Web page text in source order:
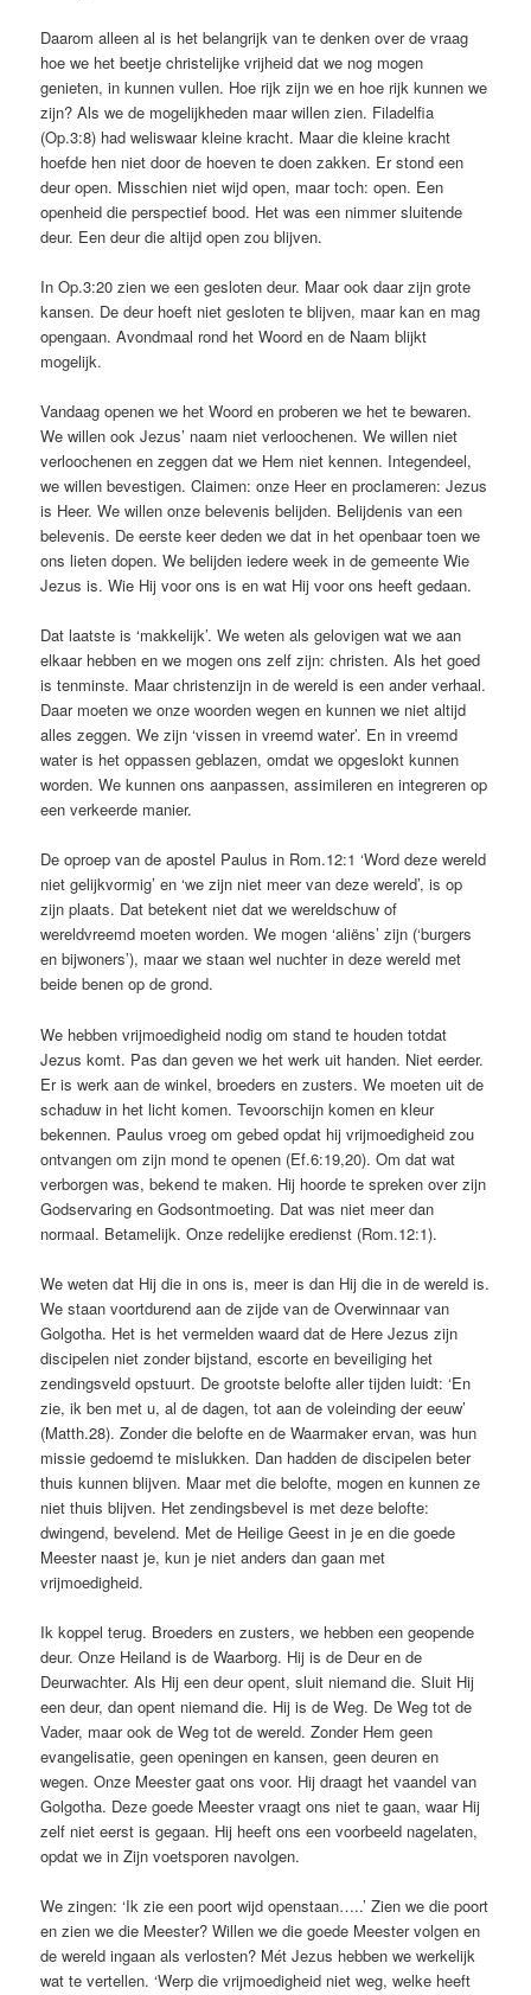
Daarom alleen al is het belangrijk van te denken over de vraag
hoe we het beetje christelijke vrijheid dat we nog mogen
genieten, in kunnen vullen. Hoe rijk zijn we en hoe rijk kunnen we
zijn? Als we de mogelijkheden maar willen zien. Filadelfia
(Op.3:8) had weliswaar kleine kracht. Maar die kleine kracht
hoefde hen niet door de hoeven te doen zakken. Er stond een
deur open. Misschien niet wijd open, maar toch: open. Een
openheid die perspectief bood. Het was een nimmer sluitende
deur. Een deur die altijd open zou blijven.
In Op.3:20 zien we een gesloten deur. Maar ook daar zijn grote
kansen. De deur hoeft niet gesloten te blijven, maar kan en mag
opengaan. Avondmaal rond het Woord en de Naam blijkt
mogelijk.
Vandaag openen we het Woord en proberen we het te bewaren.
We willen ook Jezus’ naam niet verloochenen. We willen niet
verloochenen en zeggen dat we Hem niet kennen. Integendeel,
we willen bevestigen. Claimen: onze Heer en proclameren: Jezus
is Heer. We willen onze belevenis belijden. Belijdenis van een
belevenis. De eerste keer deden we dat in het openbaar toen we
ons lieten dopen. We belijden iedere week in de gemeente Wie
Jezus is. Wie Hij voor ons is en wat Hij voor ons heeft gedaan.
Dat laatste is ‘makkelijk’. We weten als gelovigen wat we aan
elkaar hebben en we mogen ons zelf zijn: christen. Als het goed
is tenminste. Maar christenzijn in de wereld is een ander verhaal.
Daar moeten we onze woorden wegen en kunnen we niet altijd
alles zeggen. We zijn ‘vissen in vreemd water’. En in vreemd
water is het oppassen geblazen, omdat we opgeslokt kunnen
worden. We kunnen ons aanpassen, assimileren en integreren op
een verkeerde manier.
De oproep van de apostel Paulus in Rom.12:1 ‘Word deze wereld
niet gelijkvormig’ en ‘we zijn niet meer van deze wereld’, is op
zijn plaats. Dat betekent niet dat we wereldschuw of
wereldvreemd moeten worden. We mogen ‘aliëns’ zijn (‘burgers
en bijwoners’), maar we staan wel nuchter in deze wereld met
beide benen op de grond.
We hebben vrijmoedigheid nodig om stand te houden totdat
Jezus komt. Pas dan geven we het werk uit handen. Niet eerder.
Er is werk aan de winkel, broeders en zusters. We moeten uit de
schaduw in het licht komen. Tevoorschijn komen en kleur
bekennen. Paulus vroeg om gebed opdat hij vrijmoedigheid zou
ontvangen om zijn mond te openen (Ef.6:19,20). Om dat wat
verborgen was, bekend te maken. Hij hoorde te spreken over zijn
Godservaring en Godsontmoeting. Dat was niet meer dan
normaal. Betamelijk. Onze redelijke eredienst (Rom.12:1).
We weten dat Hij die in ons is, meer is dan Hij die in de wereld is.
We staan voortdurend aan de zijde van de Overwinnaar van
Golgotha. Het is het vermelden waard dat de Here Jezus zijn
discipelen niet zonder bijstand, escorte en beveiliging het
zendingsveld opstuurt. De grootste belofte aller tijden luidt: ‘En
zie, ik ben met u, al de dagen, tot aan de voleinding der eeuw’
(Matth.28). Zonder die belofte en de Waarmaker ervan, was hun
missie gedoemd te mislukken. Dan hadden de discipelen beter
thuis kunnen blijven. Maar met die belofte, mogen en kunnen ze
niet thuis blijven. Het zendingsbevel is met deze belofte:
dwingend, bevelend. Met de Heilige Geest in je en die goede
Meester naast je, kun je niet anders dan gaan met
vrijmoedigheid.
Ik koppel terug. Broeders en zusters, we hebben een geopende
deur. Onze Heiland is de Waarborg. Hij is de Deur en de
Deurwachter. Als Hij een deur opent, sluit niemand die. Sluit Hij
een deur, dan opent niemand die. Hij is de Weg. De Weg tot de
Vader, maar ook de Weg tot de wereld. Zonder Hem geen
evangelisatie, geen openingen en kansen, geen deuren en
wegen. Onze Meester gaat ons voor. Hij draagt het vaandel van
Golgotha. Deze goede Meester vraagt ons niet te gaan, waar Hij
zelf niet eerst is gegaan. Hij heeft ons een voorbeeld nagelaten,
opdat we in Zijn voetsporen navolgen.
We zingen: ‘Ik zie een poort wijd openstaan…..’ Zien we die poort
en zien we die Meester? Willen we die goede Meester volgen en
de wereld ingaan als verlosten? Mét Jezus hebben we werkelijk
wat te vertellen. ‘Werp die vrijmoedigheid niet weg, welke heeft